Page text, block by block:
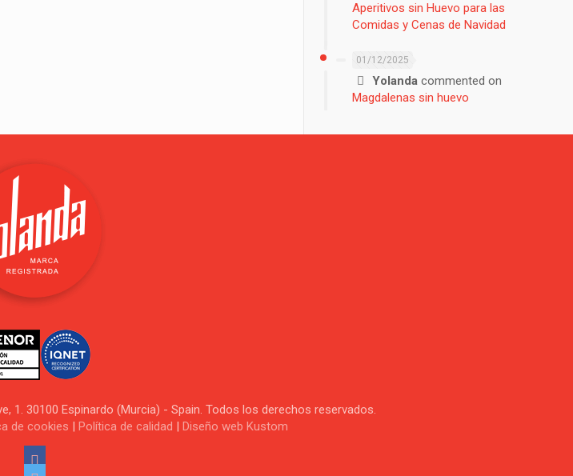
Aperitivos sin Huevo para las
Comidas y Cenas de Navidad
01/12/2025
Yolandacommented on
Magdalenas sin huevo
1. 30100 Espinardo (Murcia) - Spain. Todos los derechos reservados.
de cookies | Política de calidad | Diseño web Kustom